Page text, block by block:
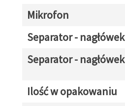
Mikrofon
Separator - nagłówek
Separator - nagłówek
Ilość w opakowaniu